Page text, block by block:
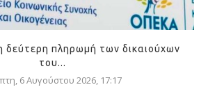
δεύτερη πληρωμή των δικαιούχων
του...
6 Αυγούστου 2026, 17:17